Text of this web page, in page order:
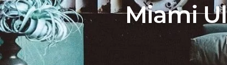
Miami